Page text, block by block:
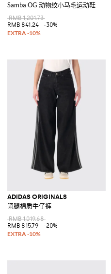
Samba OG 动物纹小马毛运动鞋
RMB 1,201.73
RMB 841.24
-30%
ADIDAS ORIGINALS
阔腿棉质牛仔裤
RMB 1,019.68
RMB 815.79
-20%